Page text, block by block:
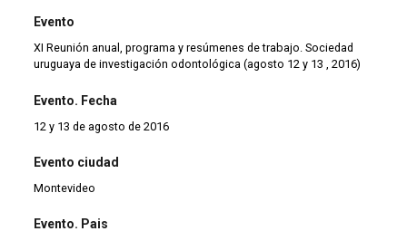
Evento
XI Reunión anual, programa y resúmenes de trabajo. Sociedad
uruguaya de investigación odontológica (agosto 12 y 13 , 2016)
Evento. Fecha
12 y 13 de agosto de 2016
Evento ciudad
Montevideo
Evento. Pais